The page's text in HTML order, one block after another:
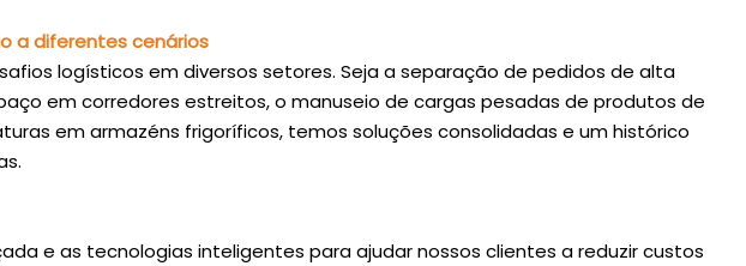
a diferentes cenários
logísticos em diversos setores. Seja a separação de pedidos de alta
em corredores estreitos, o manuseio de cargas pesadas de produtos de
em armazéns frigoríficos, temos soluções consolidadas e um histórico
e as tecnologias inteligentes para ajudar nossos clientes a reduzir custos